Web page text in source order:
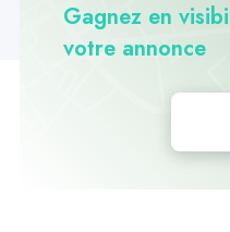
Gagnez en
votre annonce